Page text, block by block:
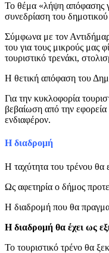
Το θέμα «λήψη απόφασης
συνεδρίαση του
Σύμφωνα με τον
του για τους μικρούς μας
τουριστικό τρενάκι,
Η θετική απόφαση του
Για την κυκλοφορία
βεβαίωση από την εφορεία
ενδιαφέρoν.
Η διαδρομή
Η ταχύτητα του τρένου θα
Ως αφετηρία ο δήμος
Η διαδρομή που θα
Η διαδρομή θα έχει ως
Το τουριστικό τρένο θα